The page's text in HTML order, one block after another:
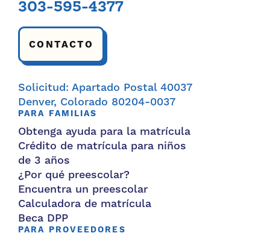
303-595-4377
CONTACTO
Solicitud: Apartado Postal 40037
Denver, Colorado 80204-0037
PARA FAMILIAS
Obtenga ayuda para la matrícula
Crédito de matrícula para niños
de 3 años
¿Por qué preescolar?
Encuentra un preescolar
Calculadora de matrícula
Beca DPP
PARA PROVEEDORES